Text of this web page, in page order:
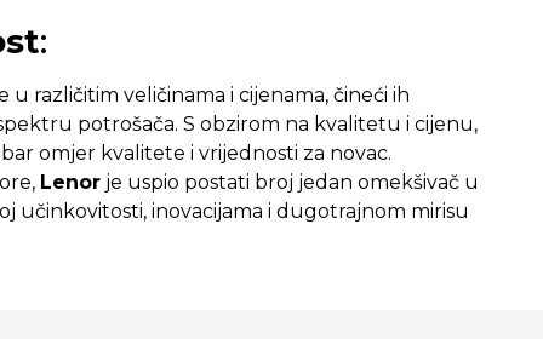
:
različitim veličinama i cijenama, čineći ih
potrošača. S obzirom na kvalitetu i cijenu,
omjer kvalitete i vrijednosti za novac.
Lenor je uspio postati broj jedan omekšivač u
učinkovitosti, inovacijama i dugotrajnom mirisu